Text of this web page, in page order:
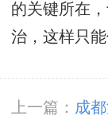
的关键所在
治，这样只
上一篇： 成